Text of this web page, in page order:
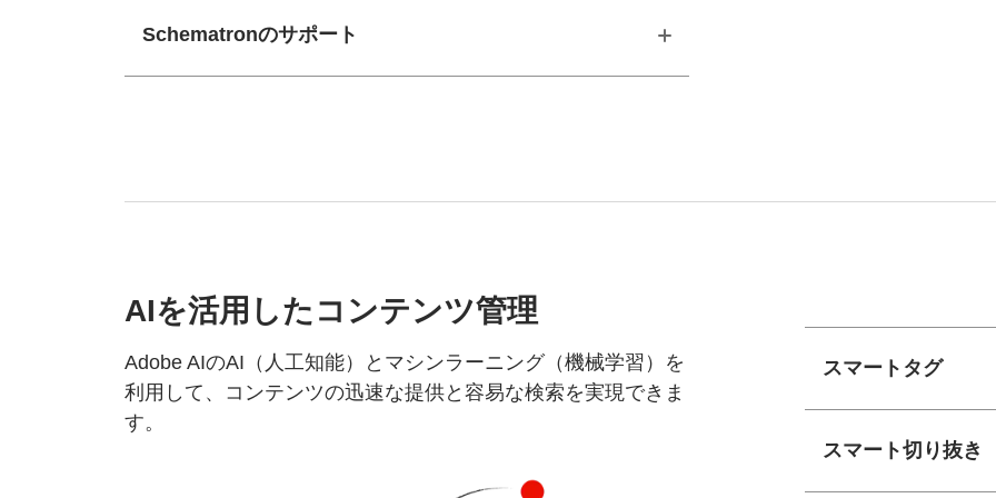
Schematronのサポート
AIを活用した コンテンツ管理
Adobe AIのAI（人工知能）とマシンラーニング（機械学習）を
利用して、コンテンツの迅速な提供と容易な検索を実現できま
す。
スマートタグ
スマート切り抜き